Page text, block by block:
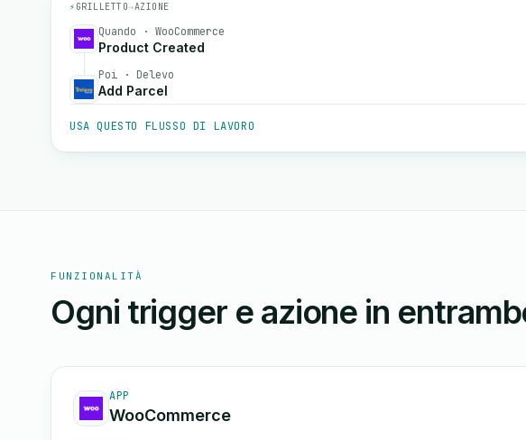
⚡ GRILLETTO→AZIONE
Quando · WooCommerce
Product Created
Poi · Delevo
Add Parcel
USA QUESTO FLUSSO DI LAVORO
FUNZIONALITÀ
Ogni trigger e azione in
APP
WooCommerce